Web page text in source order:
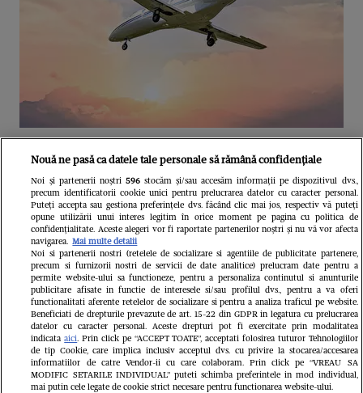
Unul dintre cele mai folosite
aeroporturi din Europa își închide
complet porțile timp de trei luni.
Milioane de pasageri, afectați
Nouă ne pasă ca datele tale personale să rămână confidențiale
Noi și partenerii noștri 596stocăm și/sau accesăm informații pe dispozitivul dvs.,
precum identificatorii cookie unici pentru prelucrarea datelor cu caracter personal.
Puteți accepta sau gestiona preferințele dvs. făcând clic mai jos, respectiv vă puteți
opune utilizării unui interes legitim în orice moment pe pagina cu politica de
confidențialitate. Aceste alegeri vor fi raportate partenerilor noștri și nu vă vor afecta
navigarea. Mai multe detalii
Noi si partenerii nostri (retelele de socializare si agentiile de publicitate partenere,
precum si furnizorii nostri de servicii de date analitice) prelucram date pentru a
permite website-ului sa functioneze, pentru a personaliza continutul si anunturile
publicitare afisate in functie de interesele si/sau profilul dvs., pentru a va oferi
functionalitati aferente retelelor de socializare si pentru a analiza traficul pe website.
Beneficiati de drepturile prevazute de art. 15-22 din GDPR in legatura cu prelucrarea
datelor cu caracter personal. Aceste drepturi pot fi exercitate prin modalitatea
indicataaici. Prin click pe “ACCEPT TOATE”, acceptati folosirea tuturor Tehnologiilor
de tip Cookie, care implica inclusiv acceptul dvs. cu privire la stocarea/accesarea
informatiilor de catre Vendor-ii cu care colaboram. Prin click pe “VREAU SA
MODIFIC SETARILE INDIVIDUAL” puteti schimba preferintele in mod individual,
mai putin cele legate de cookie strict necesare pentru functionarea website-ului.